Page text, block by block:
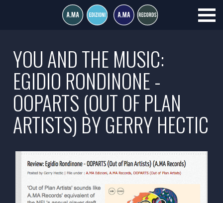
YOU AND THE MUSIC:
EGIDIO RONDINONE -
OOPARTS (OUT OF PLAN
ARTISTS) BY GERRY HECTIC